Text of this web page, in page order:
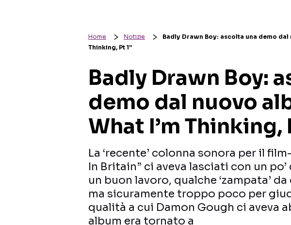
Home Notizie
Badly Drawn Boy: ascolta una demo dal
Thinking, Pt 1”
Badly Drawn Boy:
demo dal nuovo
What I’m Thinking,
La ‘recente’ colonna sonora per il
In Britain” ci aveva lasciati con un
un buon lavoro, qualche ‘zampata’
ma sicuramente troppo poco per
qualità a cui Damon Gough ci aveva
album era tornato a